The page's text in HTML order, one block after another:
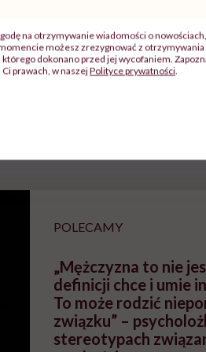
u
atakach paniki.
POLECAMY
„Mężczyzna to nie
definicji chce i umie
To może rodzić
związku” –
stereotypach
na otrzymywanie wiadomości o
możesz zrezygnować z
dokonano przed jej wycofaniem.
prawach, w naszejPolityce prywatności.